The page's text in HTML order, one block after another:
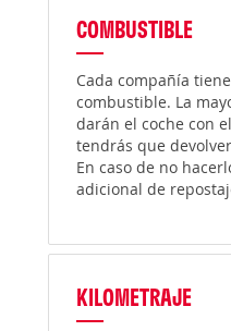
COMBUSTIBLE
Cada compañía
combustible. La
darán el coche con
tendrás que
En caso de no
adicional de
KILOMETRAJE